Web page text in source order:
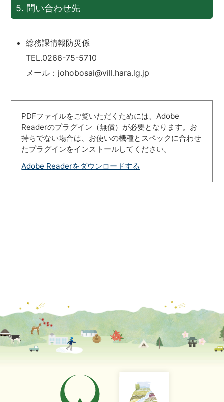
5. 問い合わせ先
総務課情報防災係
TEL.0266-75-5710
メール：johobosai@vill.hara.lg.jp
PDFファイルをご覧いただくためには、Adobe
Readerのプラグイン（無償）が必要となります。お
持ちでない場合は、お使いの機種とスペックに合わせ
たプラグインをインストールしてください。
Adobe Readerをダウンロードする